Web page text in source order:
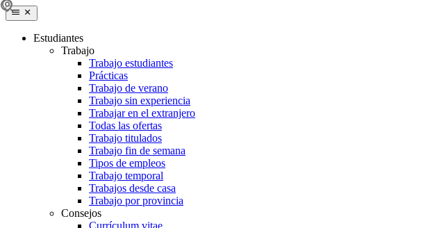
Estudiantes
Trabajo
Trabajo estudiantes
Prácticas
Trabajo de verano
Trabajo sin experiencia
Trabajar en el extranjero
Todas las ofertas
Trabajo titulados
Trabajo fin de semana
Tipos de empleos
Trabajo temporal
Trabajos desde casa
Trabajo por provincia
Consejos
Currículum vitae